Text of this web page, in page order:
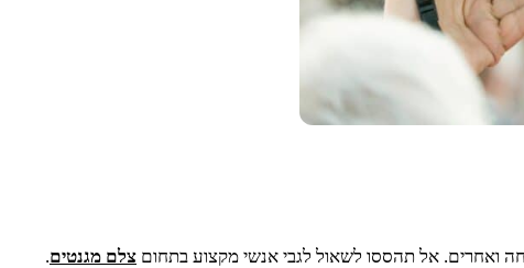
ואחרים. אל תהססו לשאול לגבי אנשי מקצוע בתחום צלם מגנטים.